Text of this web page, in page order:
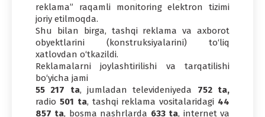
reklama” raqamli monitoring elektron tizimi
joriy etilmoqda.
Shu bilan birga, tashqi reklama va axborot
obyektlarini (konstruksiyalarini) to‘liq
xatlovdan o‘tkazildi.
Reklamalarni joylashtirilishi va tarqatilishi
bo‘yicha jami
55 217 ta, jumladan televideniyeda 752 ta,
radio 501 ta, tashqi reklama vositalaridagi 44
857 ta, bosma nashrlarda 633 ta, internet va